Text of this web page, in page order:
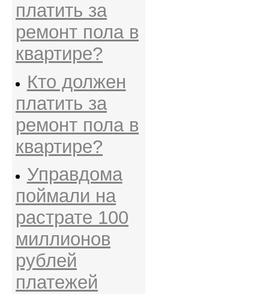
платить за
ремонт пола в
квартире?
Кто должен
платить за
ремонт пола в
квартире?
Управдома
поймали на
растрате 100
миллионов
рублей
платежей